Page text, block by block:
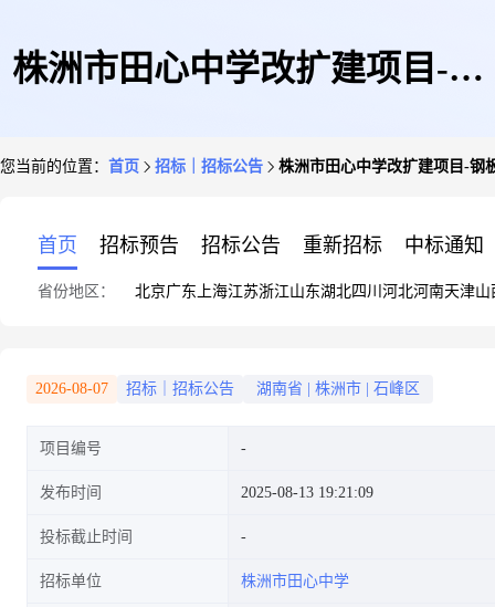
株洲市田心中学改扩建项目-钢
您当前的位置： 首页 招标｜招标公告 株洲市田心中学改扩建项目-钢
首页 招标预告 招标公告 重新招标 中标通知
省份地区： 北京广东 上海江苏浙江山东湖北四川 河北河南天津山
2026-08-07 招标｜招标公告 湖南省 株洲市 石峰区
项目编号
发布时间 2025-08-13 19:21:09
投标截止时间
招标单位 株洲市田心中学